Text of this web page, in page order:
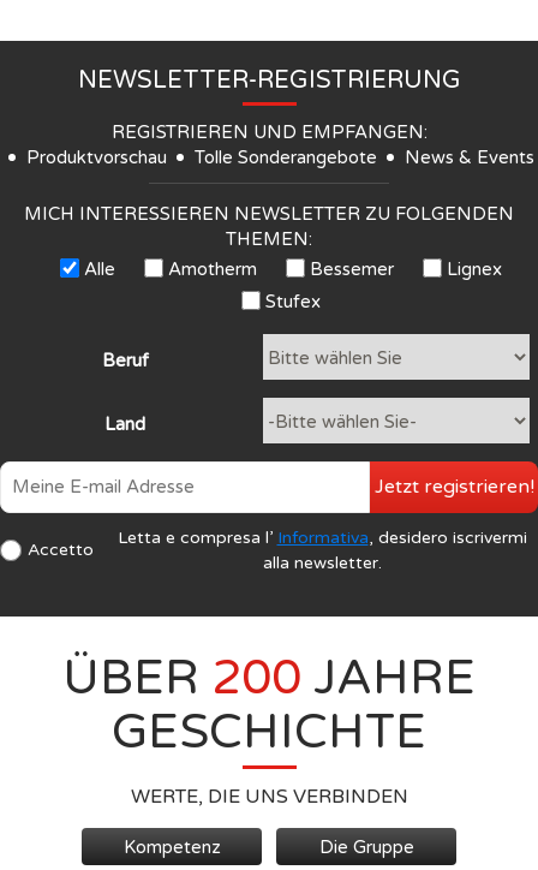
NEWSLETTER-REGISTRIERUNG
REGISTRIEREN UND EMPFANGEN:
Produktvorschau
Tolle Sonderangebote News & Events
MICH INTERESSIEREN NEWSLETTER ZU FOLGENDEN
THEMEN:
Alle
Amotherm Bessemer
Lignex
Stufex
Beruf
Land
Accetto
Letta e compresa l’ Informativa, desidero iscrivermi
alla newsletter.
Jetzt registrieren!
ÜBER 200 JAHRE
GESCHICHTE
WERTE, DIE UNS VERBINDEN
Kompetenz Die Gruppe